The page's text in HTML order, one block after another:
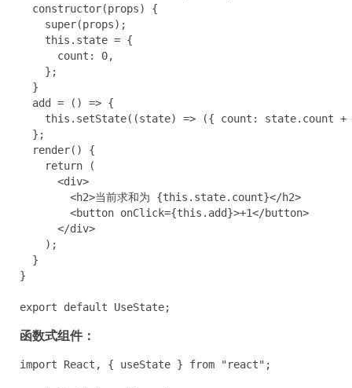
constructor(props) {
super(props);
this.state = {
count: 0,
};
}
add = () => {
this.setState((state) => ({ count: state.count +
};
render() {
return (
<div>
<h2>当前求和为 {this.state.count}</h2>
<button onClick={this.add}>+1</button>
</div>
);
}
}
export default UseState;
函数式组件：
import React, { useState } from "react";